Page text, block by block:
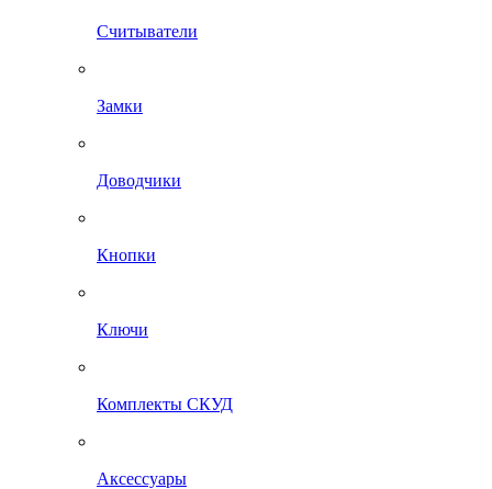
Считыватели
Замки
Доводчики
Кнопки
Ключи
Комплекты СКУД
Аксессуары